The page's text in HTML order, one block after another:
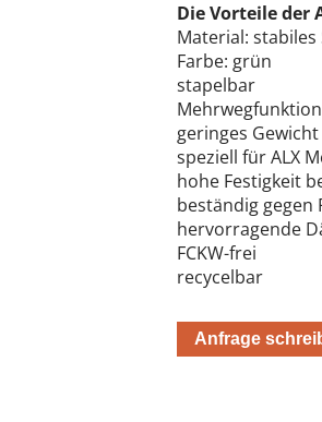
Die Vorteile der
Material: stabiles
Farbe: grün
stapelbar
Mehrwegfunktion
geringes Gewicht
speziell für ALX
hohe Festigkeit
beständig gegen
hervorragende
FCKW-frei
recycelbar
Anfrage